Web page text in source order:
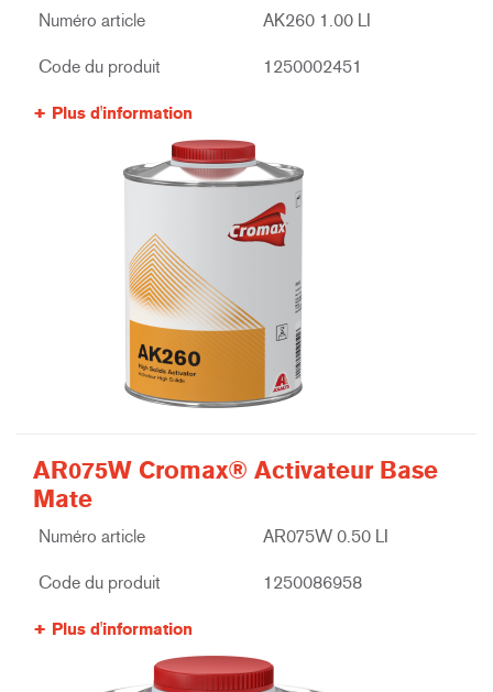
Numéro article AK260 1.00 LI
Code du produit 1250002451
Plus d'information
AR075W Cromax® Activateur Base
Mate
Numéro article AR075W 0.50 LI
Code du produit 1250086958
Plus d'information